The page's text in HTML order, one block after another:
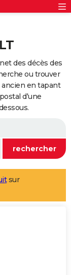
des décès des
ou trouver
ancien en tapant
d'une
sur